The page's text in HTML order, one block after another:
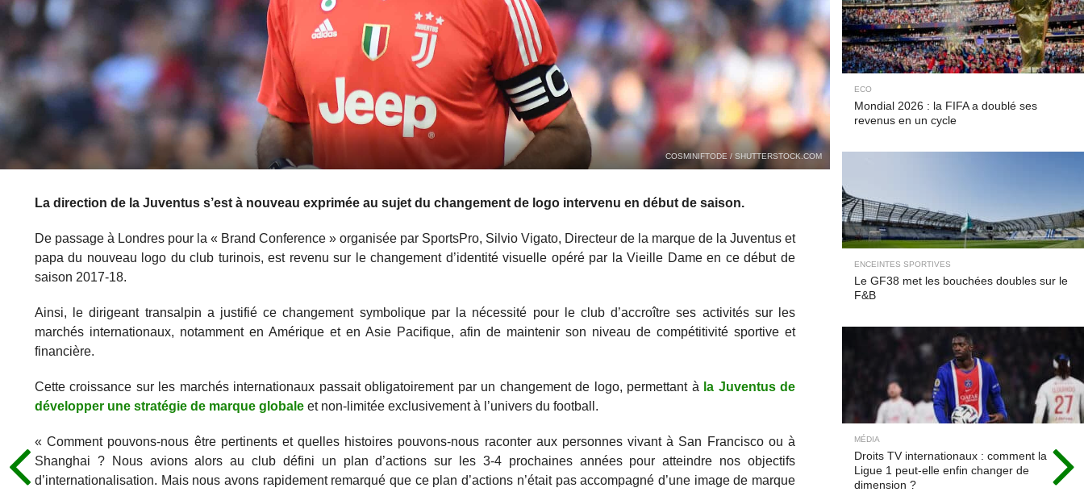
COSMINIFTODE / SHUTTERSTOCK.COM
La direction de la Juventus s’est à nouveau exprimée au sujet du changement de logo intervenu en début de saison.
De passage à Londres pour la « Brand Conference » organisée par SportsPro, Silvio Vigato, Directeur de la marque de la Juventus et
papa du nouveau logo du club turinois, est revenu sur le changement d’identité visuelle opéré par la Vieille Dame en ce début de
saison 2017-18.
Ainsi, le dirigeant transalpin a justifié ce changement symbolique par la nécessité pour le club d’accroître ses activités sur les
marchés internationaux, notamment en Amérique et en Asie Pacifique, afin de maintenir son niveau de compétitivité sportive et
financière.
Cette croissance sur les marchés internationaux passait obligatoirement par un changement de logo, permettant à la Juventus de
développer une stratégie de marque globaleet non-limitée exclusivement à l’univers du football.
« Comment pouvons-nous être pertinents et quelles histoires pouvons-nous raconter aux personnes vivant à San Francisco ou à
Shanghai ? Nous avions alors au club défini un plan d’actions sur les 3-4 prochaines années pour atteindre nos objectifs
d’internationalisation. Mais nous avons rapidement remarqué que ce plan d’actions n’était pas accompagné d’une image de marque
ECO
Mondial 2026 : la FIFA a doublé ses
revenus en un cycle
ENCEINTES SPORTIVES
Le GF38 met les bouchées doubles sur le
F&B
MÉDIA
Droits TV internationaux : comment la
Ligue 1 peut-elle enfin changer de
dimension ?